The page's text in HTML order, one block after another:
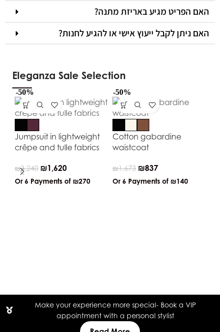
האם הפריט מגיע באריזת מתנה?
האם ניתן לקבל ייעוץ אישי או להגיע לחנות?
Eleganza Sale Selection
-50%
Jumpsuit in lightweight
crêpe and tulle fabrics
₪3,240 ₪1,620
Or 6 Payments of ₪270
-50%
Cotton gabardine
waistcoat
₪1,673 ₪837
Or 6 Payments of ₪140
Make your experience more special- Book a VIP
appointment with a personal stylist